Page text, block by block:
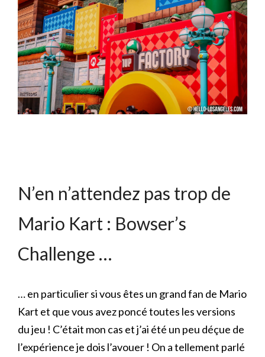
N’en n’attendez pas trop de
Mario Kart : Bowser’s
Challenge …
… en particulier si vous êtes un grand fan de Mario
Kart et que vous avez poncé toutes les versions
du jeu ! C’était mon cas et j’ai été un peu déçue de
l’expérience je dois l’avouer ! On a tellement parlé